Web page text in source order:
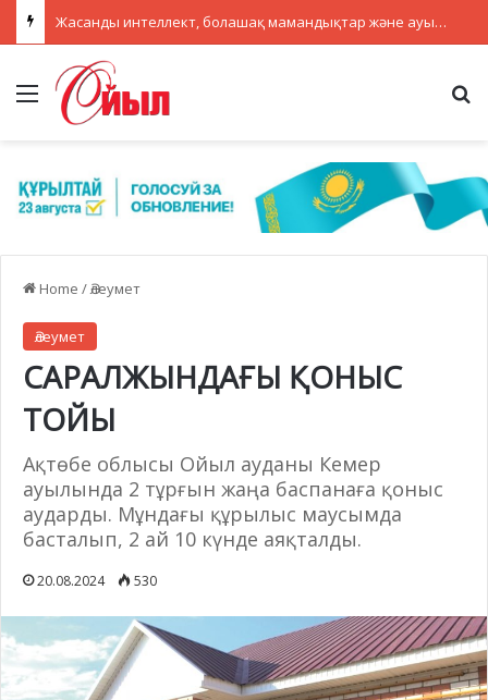
Жасанды интеллект, болашақ мамандықтар және ауылдағы кадрлар: партиялар теледебатта нені талқылады
Menu
Home /Әлеумет
Әлеумет
САРАЛЖЫНДАҒЫ ҚОНЫС
ТОЙЫ
Ақтөбе облысы Ойыл ауданы Кемер
ауылында 2 тұрғын жаңа баспанаға қоныс
аударды. Мұндағы құрылыс маусымда
басталып, 2 ай 10 күнде аяқталды.
20.08.2024 530